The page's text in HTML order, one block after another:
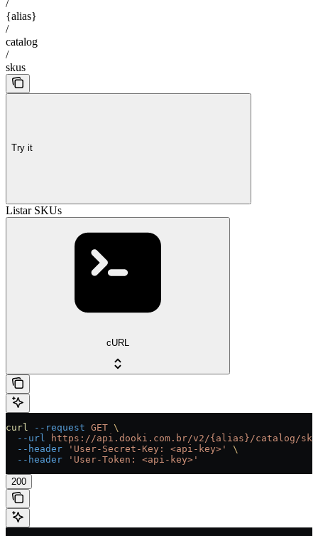
/
{alias}
/
catalog
/
skus
Try it
Listar SKUs
cURL
curl --request GET \
  --url
https://api.dooki.com.br/v2/{alias}/catalog/
  --header
'User-Secret-Key: <api-key>'
\
  --header
'User-Token: <api-key>'
200